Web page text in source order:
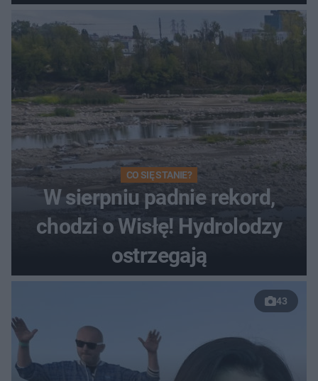
Toruniu
CO SIĘ STANIE?
W sierpniu padnie rekord,
chodzi o Wisłę! Hydrolodzy
ostrzegają
43